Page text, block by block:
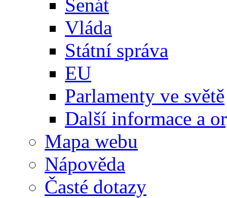
Senát
Vláda
Státní správa
EU
Parlamenty ve světě
Další informace a
Mapa webu
Nápověda
Časté dotazy